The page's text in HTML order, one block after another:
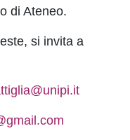
di Ateneo.
si invita a